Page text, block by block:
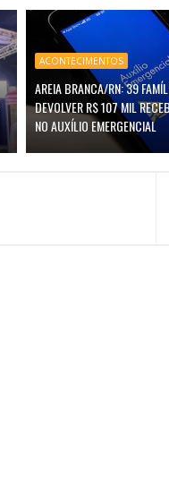
ACONTECIMENTOS
AREIA BRANCA/RN: 39
DEVOLVER R$ 107 MIL
NO AUXÍLIO EMERGENCIAL